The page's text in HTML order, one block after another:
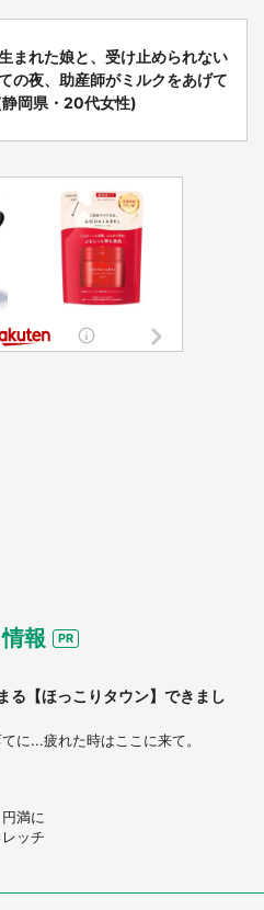
まれた娘と、受け止められない
の夜、助産師がミルクをあげて
岡県・20代女性)
報
る【ほっこりタウン】できまし
に...疲れた時はここに来て。
満に
ッチ